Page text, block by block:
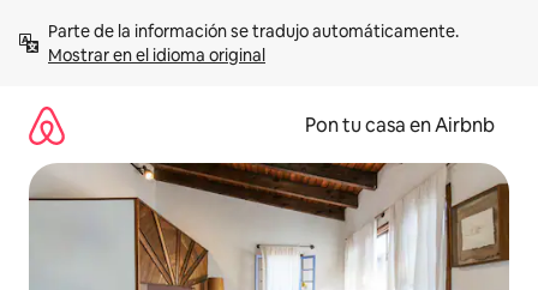
contenidoMostrar en el idioma original
Pon tu casa en Airbnb